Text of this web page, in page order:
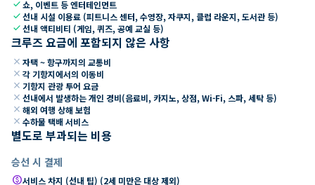
check쇼, 이벤트 등 엔터테인먼트
check선내 시설 이용료 (피트니스 센터, 수영장, 자쿠지, 클럽 라운지, 도서관 등)
check선내 액티비티 (게임, 퀴즈, 공예 교실 등)
크루즈 요금에 포함되지 않은 사항
close 자택 ~ 항구까지의 교통비
close 각 기항지에서의 이동비
close 기항지 관광 투어 요금
close 선내에서 발생하는 개인 경비(음료비, 카지노, 상점, Wi-Fi, 스파, 세탁 등)
close 해외 여행 상해 보험
close 수하물 택배 서비스
별도로 부과되는 비용
승선 시 결제
paid서비스 차지 (선내 팁) (2세 미만은 대상 제외)